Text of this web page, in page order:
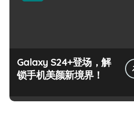
Galaxy S24+登场，解
锁手机美颜新境界！